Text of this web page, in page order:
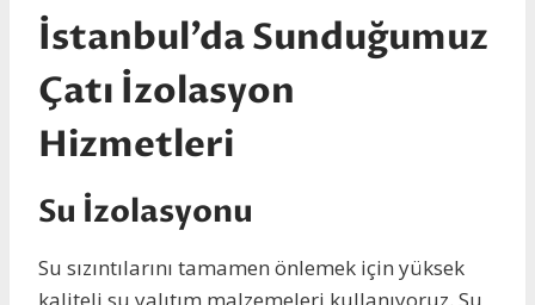
İstanbul’da Sunduğumuz
Çatı İzolasyon
Hizmetleri
Su İzolasyonu
Su sızıntılarını tamamen önlemek için yüksek